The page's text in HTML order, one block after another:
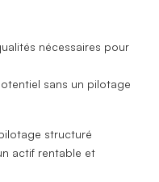
nécessaires pour
sans un pilotage
structuré
actif rentable et